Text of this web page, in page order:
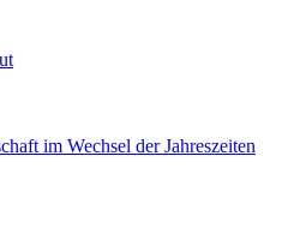
im Wechsel der Jahreszeiten